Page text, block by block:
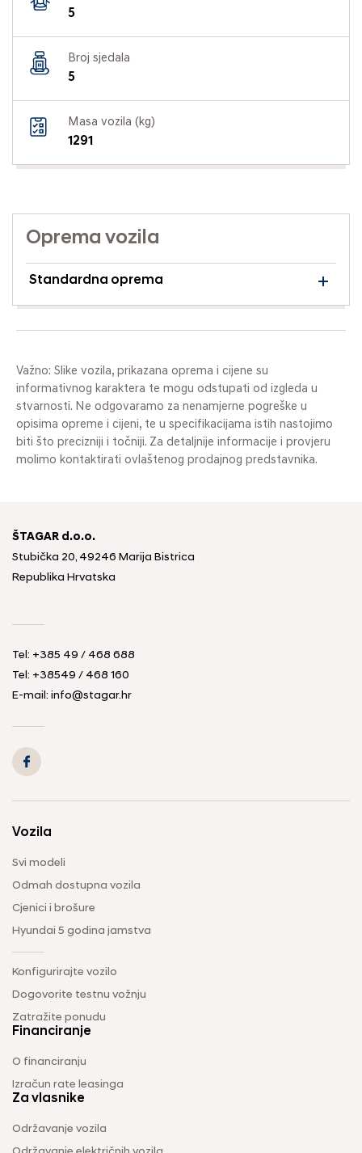
5
Broj sjedala
5
Masa vozila (kg)
1291
Oprema vozila
Standardna oprema
Važno: Slike vozila, prikazana oprema i cijene su
informativnog karaktera te mogu odstupati od izgleda u
stvarnosti. Ne odgovaramo za nenamjerne pogreške u
opisima opreme i cijeni, te u specifikacijama istih nastojimo
biti što precizniji i točniji. Za detaljnije informacije i provjeru
molimo kontaktirati ovlaštenog prodajnog predstavnika.
ŠTAGAR d.o.o.
Stubička 20, 49246 Marija Bistrica
Republika Hrvatska
Tel: +385 49 / 468 688
Tel: +38549 / 468 160
E-mail: info@stagar.hr
Vozila
Svi modeli
Odmah dostupna vozila
Cjenici i brošure
Hyundai 5 godina jamstva
Konfigurirajte vozilo
Dogovorite testnu vožnju
Zatražite ponudu
Financiranje
O financiranju
Izračun rate leasinga
Za vlasnike
Održavanje vozila